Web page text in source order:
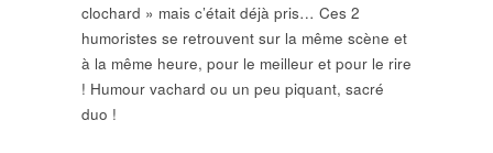
clochard » mais c’était déjà pris… Ces 2
humoristes se retrouvent sur la même scène et
à la même heure, pour le meilleur et pour le rire
! Humour vachard ou un peu piquant, sacré
duo !